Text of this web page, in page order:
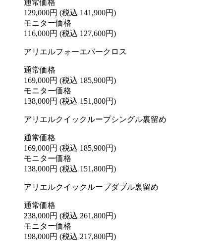
通常価格
129,000円 (税込 141,900円)
モニター価格
116,000円 (税込 127,600円)
アリエルフォーエバークロス
通常価格
169,000円 (税込 185,900円)
モニター価格
138,000円 (税込 151,800円)
アリエルクイックループシングル裏留め
通常価格
169,000円 (税込 185,900円)
モニター価格
138,000円 (税込 151,800円)
アリエルクイックループダブル裏留め
通常価格
238,000円 (税込 261,800円)
モニター価格
198,000円 (税込 217,800円)